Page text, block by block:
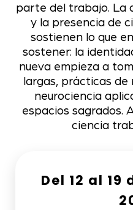
parte del trabajo. La
y la presencia de
sostienen lo que
sostener: la
nueva empieza a
largas, prácticas de
neurociencia
espacios sagrados.
ciencia
Del 12 al